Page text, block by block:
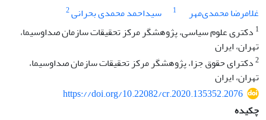
غلامرضا محمدی‌مهر
1 سید‌احمد محمدی بحرانی2
1 دکتری علوم سیاسی، پژوهشگر مرکز تحقیقات سازمان صدا‌وسیما،
تهران، ایران
2دکترای حقوق جزا، پژوهشگر مرکز تحقیقات سازمان صدا‌وسیما،
تهران، ایران
https://doi.org/10.22082/cr.2020.135352.2076
چکیده